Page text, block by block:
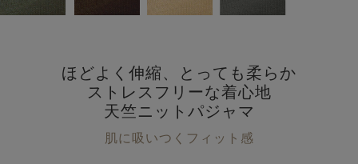
ほどよく伸縮、とっても柔らか
ストレスフリーな着心地
天竺ニットパジャマ
肌に吸いつくフィット感